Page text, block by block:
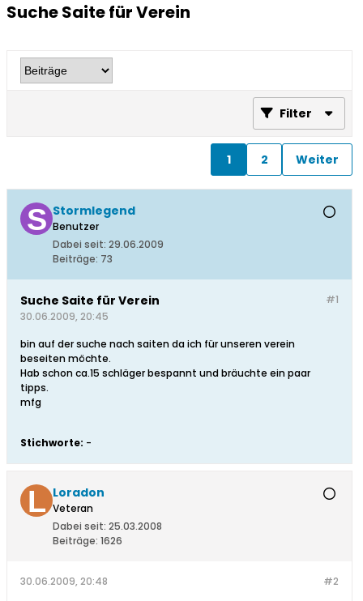
Suche Saite für Verein
Filter
1 2 Weiter
Stormlegend
Benutzer
Dabei seit: 29.06.2009
Beiträge: 73
#1
Suche Saite für Verein
30.06.2009, 20:45
bin auf der suche nach saiten da ich für unseren verein
beseiten möchte.
Hab schon ca.15 schläger bespannt und bräuchte ein paar
tipps.
mfg
Stichworte: -
Loradon
Veteran
Dabei seit: 25.03.2008
Beiträge: 1626
#2
30.06.2009, 20:48